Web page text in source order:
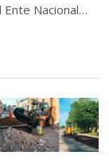
Nacional…